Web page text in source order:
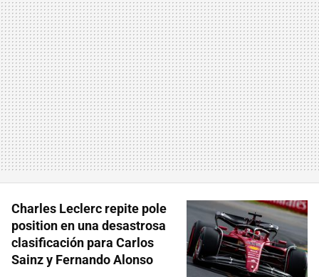
Charles Leclerc repite pole
position en una desastrosa
clasificación para Carlos
Sainz y Fernando Alonso